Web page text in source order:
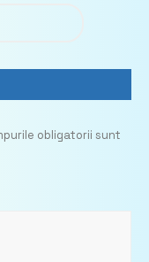
obligatorii sunt